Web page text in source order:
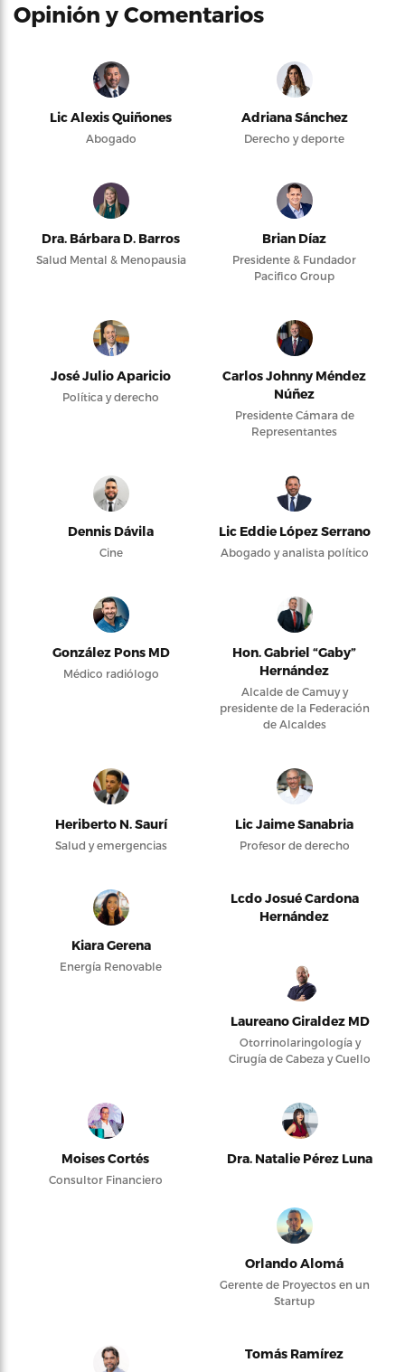
Opinión y Comentarios
Lic Alexis Quiñones
Abogado
Adriana Sánchez
Derecho y deporte
Dra. Bárbara D. Barros
Salud Mental & Menopausia
Brian Díaz
Presidente & Fundador
Pacifico Group
José Julio Aparicio
Política y derecho
Carlos Johnny Méndez
Núñez
Presidente Cámara de
Representantes
Dennis Dávila
Cine
Lic Eddie López Serrano
Abogado y analista político
González Pons MD
Médico radiólogo
Hon. Gabriel “Gaby”
Hernández
Alcalde de Camuy y
presidente de la Federación
de Alcaldes
Heriberto N. Saurí
Salud y emergencias
Lic Jaime Sanabria
Profesor de derecho
Kiara Gerena
Energía Renovable
Lcdo Josué Cardona
Hernández
Laureano Giraldez MD
Otorrinolaringología y
Cirugía de Cabeza y Cuello
Moises Cortés
Consultor Financiero
Dra. Natalie Pérez Luna
Orlando Alomá
Gerente de Proyectos en un
Startup
Tomás Ramírez